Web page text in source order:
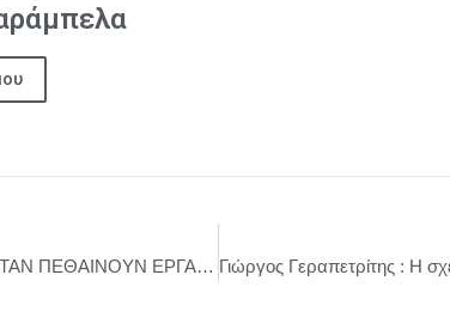
ΠΟΙΟΣ ΦΕΡΕΙ ΤΗΝ ΕΥΘΥΝΗ ΟΤΑΝ ΠΕΘΑΙΝΟΥΝ ΕΡΓΑΖΟΜΕΝΟΙ;